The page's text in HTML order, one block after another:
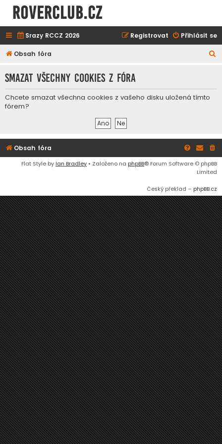
ROVERCLUB.cz
Srazy RCCZ 2026 Přihlásit se
Registrovat
Obsah fóra
d
Smazat všechny cookies z fóra
Chcete smazat všechna cookies z vašeho disku uložená tímto
fórem?
Obsah fóra
Flat Style by Ian Bradley • Založeno na phpBB® Forum Software © phpBB
Limited
Český překlad – phpBB.cz